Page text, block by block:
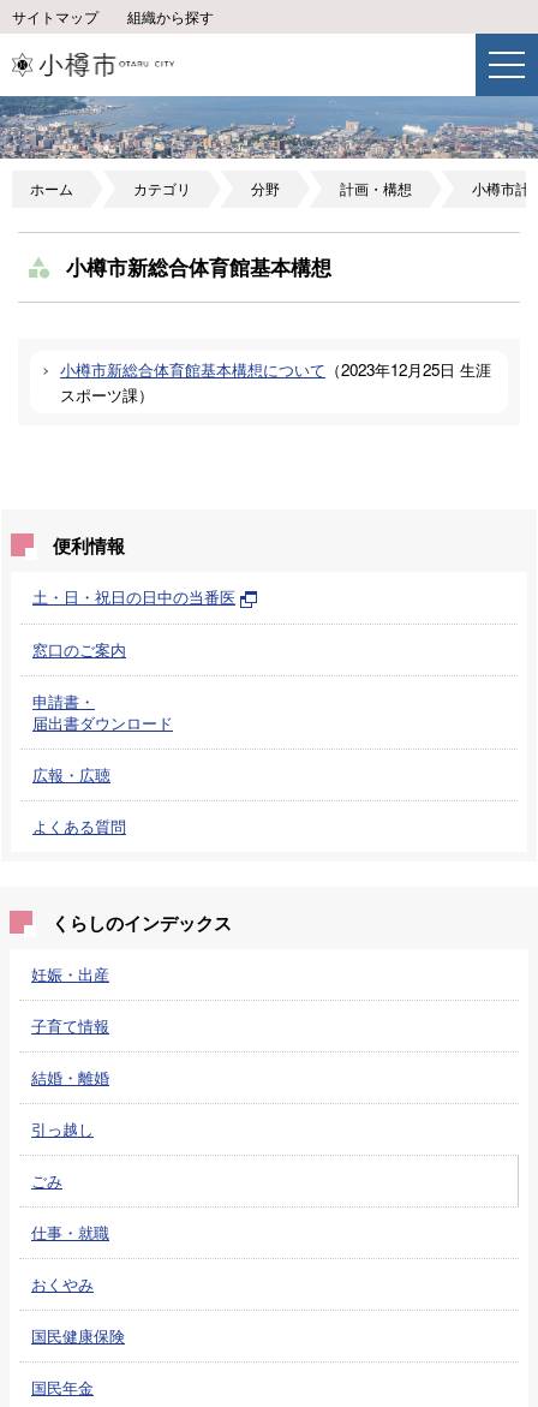
サイトマップ 組織から探す
ホーム カテゴリ 分野 計画・構想 小樽市計
小樽市新総合体育館基本構想
小樽市新総合体育館基本構想について （2023年12月25日 生涯
スポーツ課）
便利情報
土・日・祝日の日中の当番医
窓口のご案内
申請書・
届出書ダウンロード
広報・広聴
よくある質問
くらしのインデックス
妊娠・出産
子育て情報
結婚・離婚
引っ越し
ごみ
仕事・就職
おくやみ
国民健康保険
国民年金